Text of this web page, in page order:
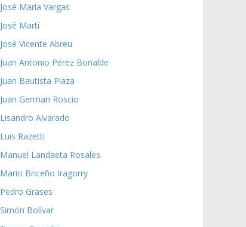
José María Vargas
José Martí
José Vicente Abreu
Juan Antonio Pérez Bonalde
Juan Bautista Plaza
Juan German Roscio
Lisandro Alvarado
Luis Razetti
Manuel Landaeta Rosales
Mario Briceño Iragorry
Pedro Grases
Simón Bolívar